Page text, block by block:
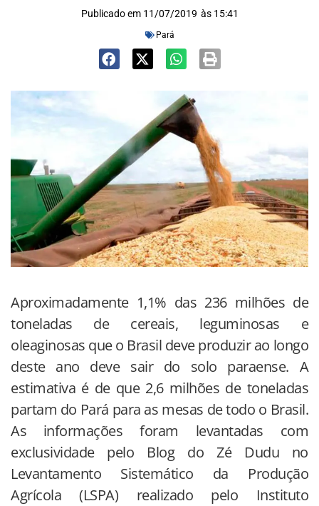
Publicado em 11/07/2019 às 15:41
Pará
Aproximadamente 1,1% das 236 milhões de
toneladas de cereais, leguminosas e
oleaginosas que o Brasil deve produzir ao longo
deste ano deve sair do solo paraense. A
estimativa é de que 2,6 milhões de toneladas
partam do Pará para as mesas de todo o Brasil.
As informações foram levantadas com
exclusividade pelo Blog do Zé Dudu no
Levantamento Sistemático da Produção
Agrícola (LSPA) realizado pelo Instituto